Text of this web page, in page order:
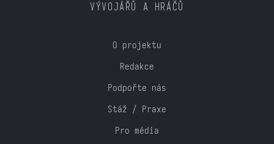
VÝVOJÁŘŮ A HRÁČŮ
O projektu
Redakce
Podpořte nás
Stáž / Praxe
Pro média